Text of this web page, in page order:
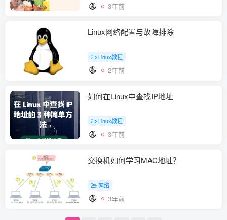
3年前
Linux网络配置与故障排除
Linux教程
2年前
如何在Linux中查找IP地址
Linux教程
3年前
交换机如何学习MAC地址？
网络
3年前